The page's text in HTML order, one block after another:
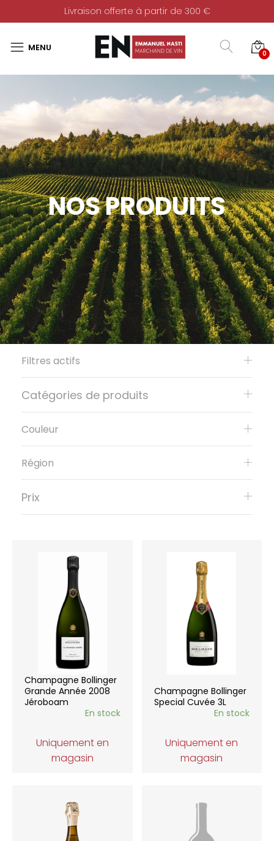
Livraison offerte à partir de 300 €
0
NOS PRODUITS
Champagne Bollinger
Grande Année 2008
Jéroboam
En stock
Uniquement en
magasin
Champagne Bollinger
Special Cuvée 3L
En stock
Uniquement en
magasin
Filtres actifs
Catégories de produits
Couleur
Région
Prix